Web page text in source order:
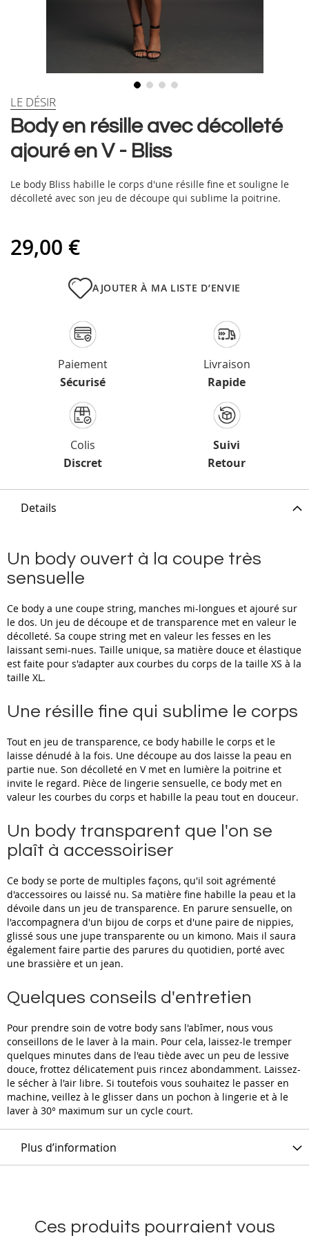
Skip
the
beginning
images
gallery
Body en résille avec décolleté
ajouré en V - Bliss
LE DÉSIR
Le body Bliss habille le corps d'une résille fine et souligne le
décolleté avec son jeu de découpe qui sublime la poitrine.
29,00 €
AJOUTER À MA LISTE D’ENVIE
Paiement
Sécurisé
Livraison
Rapide
Colis
Discret
Suivi
Retour
Details
Un body ouvert à la coupe très
sensuelle
Ce body a une coupe string, manches mi-longues et ajouré sur
le dos. Un jeu de découpe et de transparence met en valeur le
décolleté. Sa coupe string met en valeur les fesses en les
laissant semi-nues. Taille unique, sa matière douce et élastique
est faite pour s'adapter aux courbes du corps de la taille XS à la
taille XL.
Une résille fine qui sublime le corps
Tout en jeu de transparence, ce body habille le corps et le
laisse dénudé à la fois. Une découpe au dos laisse la peau en
partie nue. Son décolleté en V met en lumière la poitrine et
invite le regard. Pièce de lingerie sensuelle, ce body met en
valeur les courbes du corps et habille la peau tout en douceur.
Un body transparent que l'on se
plaît à accessoiriser
Ce body se porte de multiples façons, qu'il soit agrémenté
d'accessoires ou laissé nu. Sa matière fine habille la peau et la
dévoile dans un jeu de transparence. En parure sensuelle, on
l'accompagnera d'un bijou de corps et d'une paire de nippies,
glissé sous une jupe transparente ou un kimono. Mais il saura
également faire partie des parures du quotidien, porté avec
une brassière et un jean.
Quelques conseils d'entretien
Pour prendre soin de votre body sans l'abîmer, nous vous
conseillons de le laver à la main. Pour cela, laissez-le tremper
quelques minutes dans de l'eau tiède avec un peu de lessive
douce, frottez délicatement puis rincez abondamment. Laissez-
le sécher à l'air libre. Si toutefois vous souhaitez le passer en
machine, veillez à le glisser dans un pochon à lingerie et à le
laver à 30° maximum sur un cycle court.
Plus d’information
Ces produits pourraient vous